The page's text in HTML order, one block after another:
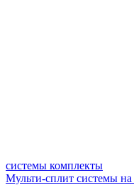
системы комплекты
Мульти-сплит системы